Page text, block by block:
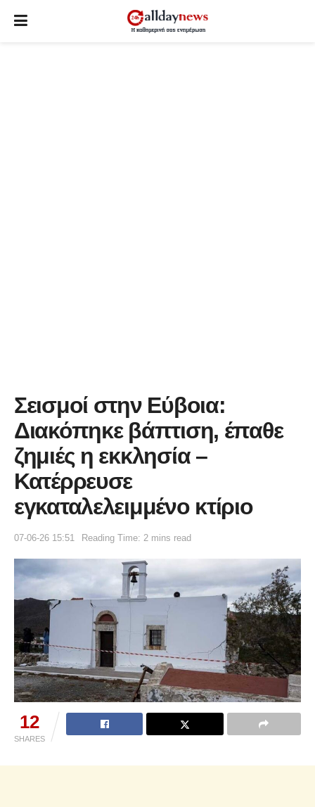
Σεισμοί στην Εύβοια:
Διακόπηκε βάπτιση, έπαθε
ζημιές η εκκλησία –
Κατέρρευσε
εγκαταλελειμμένο κτίριο
07-06-26 15:51 Reading Time: 2 mins read
12
SHARES